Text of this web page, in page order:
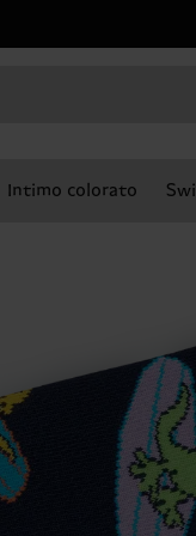
Intimo colorato